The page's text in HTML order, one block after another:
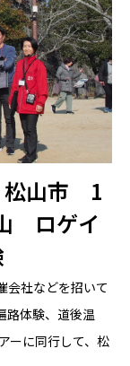
松山市 1
ロゲイ
会社などを招いて
路体験、道後温
ーに同行して、松